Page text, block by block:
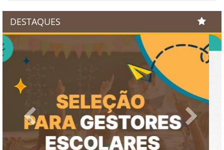
DESTAQUES
Previous